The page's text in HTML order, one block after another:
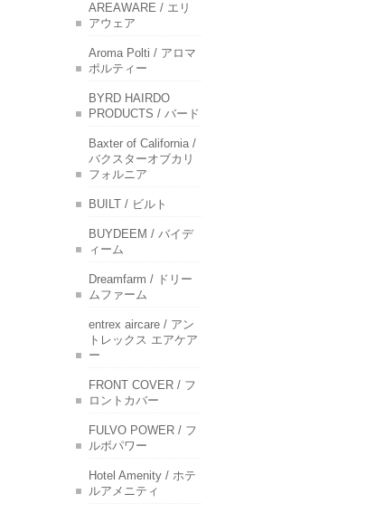
AREAWARE / エリ
アウェア
Aroma Polti / アロマ
ポルティー
BYRD HAIRDO
PRODUCTS / バード
Baxter of California /
バクスターオブカリ
フォルニア
BUILT / ビルト
BUYDEEM / バイデ
ィーム
Dreamfarm / ドリー
ムファーム
entrex aircare / アン
トレックス エアケア
ー
FRONT COVER / フ
ロントカバー
FULVO POWER / フ
ルボパワー
Hotel Amenity / ホテ
ルアメニティ